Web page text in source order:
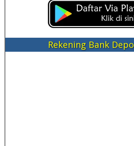
Rekening Bank